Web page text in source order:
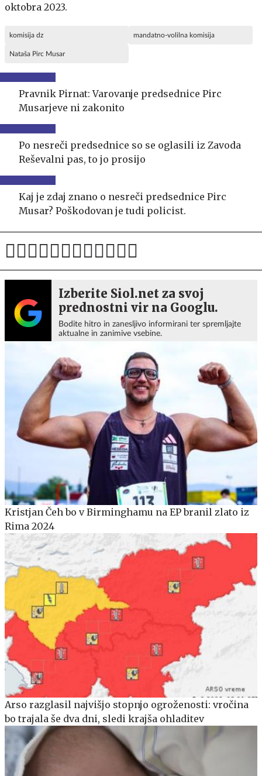
oktobra 2023.
komisija dz mandatno-volilna komisija
Nataša Pirc Musar
Pravnik Pirnat: Varovanje predsednice Pirc
Musarjeve ni zakonito
Po nesreči predsednice so se oglasili iz Zavoda
Reševalni pas, to jo prosijo
Kaj je zdaj znano o nesreči predsednice Pirc
Musar? Poškodovan je tudi policist.
Izberite Siol.net za svoj
prednostni vir na Googlu.
Bodite hitro in zanesljivo informirani ter spremljajte
aktualne in zanimive vsebine.
Kristjan Čeh bo v Birminghamu na EP branil zlato iz
Rima 2024
Arso razglasil najvišjo stopnjo ogroženosti: vročina
bo trajala še dva dni, sledi krajša ohladitev